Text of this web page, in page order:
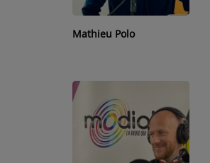
TITRES DIFFUSÉS
Mathieu Polo